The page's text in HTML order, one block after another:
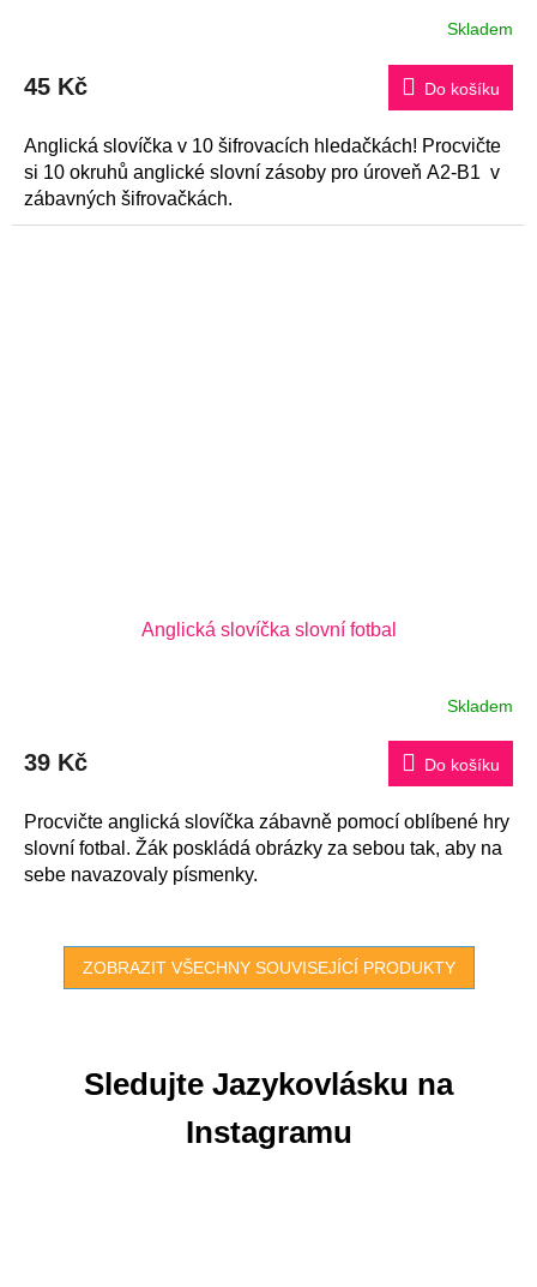
Skladem
45 Kč Do košíku
Anglická slovíčka v 10 šifrovacích hledačkách! Procvičte
si 10 okruhů anglické slovní zásoby pro úroveň A2-B1 v
zábavných šifrovačkách.
Anglická slovíčka slovní fotbal
Skladem
39 Kč Do košíku
Procvičte anglická slovíčka zábavně pomocí oblíbené hry
slovní fotbal. Žák poskládá obrázky za sebou tak, aby na
sebe navazovaly písmenky.
ZOBRAZIT VŠECHNY SOUVISEJÍCÍ PRODUKTY
Sledujte Jazykovlásku na
Instagramu